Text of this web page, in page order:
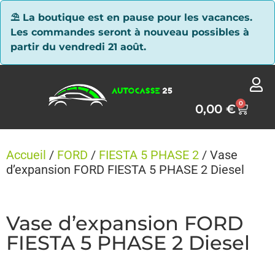
⛱ La boutique est en pause pour les vacances.
Les commandes seront à nouveau possibles à
partir du vendredi 21 août.
0,00€ 0
Accueil / FORD / FIESTA 5 PHASE 2 / Vase
d’expansion FORD FIESTA 5 PHASE 2 Diesel
Vase d’expansion FORD
FIESTA 5 PHASE 2 Diesel
Panneau de gestion des cookies